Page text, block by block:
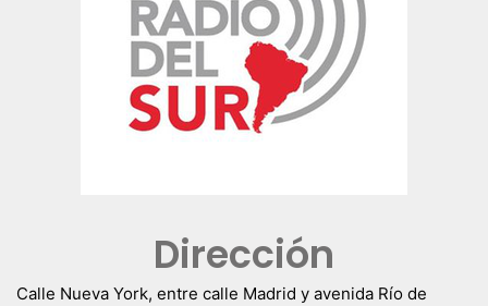
Dirección
Calle Nueva York, entre calle Madrid y avenida Río de